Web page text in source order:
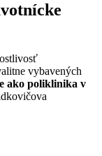
vybavených
ako poliklinika v